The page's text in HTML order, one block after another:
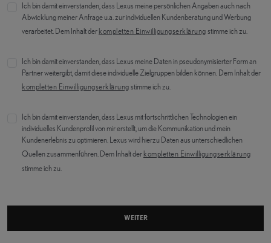
Ich bin damit einverstanden, dass Lexus meine persönlichen Angaben auch nach
Abwicklung meiner Anfrage u.a. zur individuellen Kundenberatung und Werbung
verarbeitet. Dem Inhalt derkompletten Einwilligungserklärungstimme ich zu.
Ich bin damit einverstanden, dass Lexus meine Daten in pseudonymisierter Form an
Partner weitergibt, damit diese individuelle Zielgruppen bilden können. Dem Inhalt der
kompletten Einwilligungserklärungstimme ich zu.
Ich bin damit einverstanden, dass Lexus mit fortschrittlichen Technologien ein
individuelles Kundenprofil von mir erstellt, um die Kommunikation und mein
Kundenerlebnis zu optimieren. Lexus wird hierzu Daten aus unterschiedlichen
Quellen zusammenführen. Dem Inhalt derkompletten Einwilligungserklärung
stimme ich zu.
WEITER